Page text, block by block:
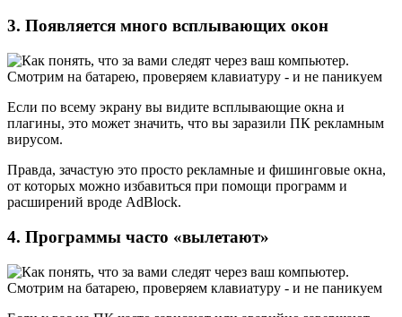
3. Появляется много всплывающих окон
Если по всему экрану вы видите всплывающие окна и
плагины, это может значить, что вы заразили ПК рекламным
вирусом.
Правда, зачастую это просто рекламные и фишинговые окна,
от которых можно избавиться при помощи программ и
расширений вроде AdBlock.
4. Программы часто «вылетают»